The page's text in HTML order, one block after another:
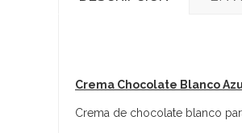
Crema Chocolate Blanco
Crema de chocolate blanco